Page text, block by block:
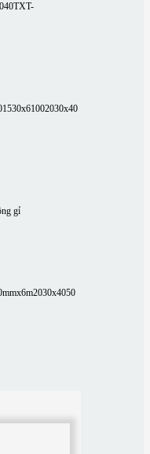
XT-
1530x61002030x40
gỉ
2030x4050